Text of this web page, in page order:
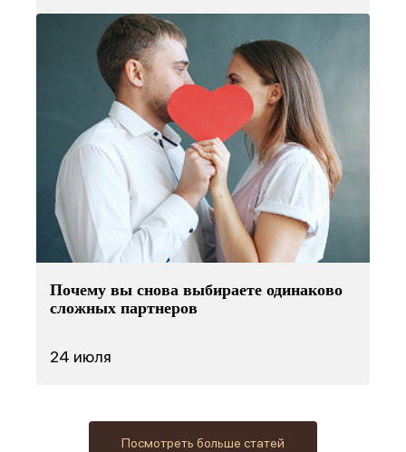
Почему вы снова выбираете одинаково
сложных партнеров
24 июля
Посмотреть больше статей